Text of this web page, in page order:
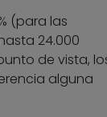
(para las
24.000
de vista,
alguna